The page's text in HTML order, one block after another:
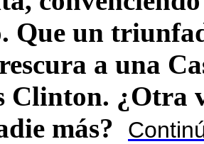
Que un
a una
Clinton. ¿Otra
más?